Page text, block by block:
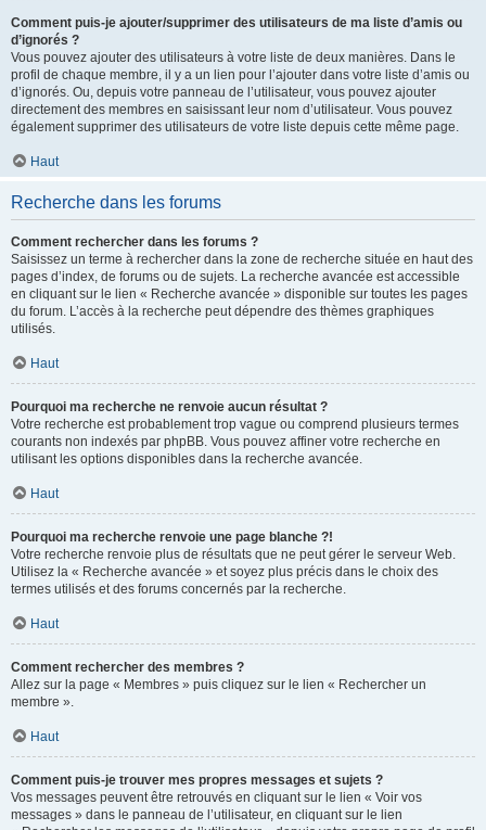
Comment puis-je ajouter/supprimer des utilisateurs de ma liste d’amis ou
d’ignorés ?
Vous pouvez ajouter des utilisateurs à votre liste de deux manières. Dans le
profil de chaque membre, il y a un lien pour l’ajouter dans votre liste d’amis ou
d’ignorés. Ou, depuis votre panneau de l’utilisateur, vous pouvez ajouter
directement des membres en saisissant leur nom d’utilisateur. Vous pouvez
également supprimer des utilisateurs de votre liste depuis cette même page.
Haut
Recherche dans les forums
Comment rechercher dans les forums ?
Saisissez un terme à rechercher dans la zone de recherche située en haut des
pages d’index, de forums ou de sujets. La recherche avancée est accessible
en cliquant sur le lien « Recherche avancée » disponible sur toutes les pages
du forum. L’accès à la recherche peut dépendre des thèmes graphiques
utilisés.
Haut
Pourquoi ma recherche ne renvoie aucun résultat ?
Votre recherche est probablement trop vague ou comprend plusieurs termes
courants non indexés par phpBB. Vous pouvez affiner votre recherche en
utilisant les options disponibles dans la recherche avancée.
Haut
Pourquoi ma recherche renvoie une page blanche ?!
Votre recherche renvoie plus de résultats que ne peut gérer le serveur Web.
Utilisez la « Recherche avancée » et soyez plus précis dans le choix des
termes utilisés et des forums concernés par la recherche.
Haut
Comment rechercher des membres ?
Allez sur la page « Membres » puis cliquez sur le lien « Rechercher un
membre ».
Haut
Comment puis-je trouver mes propres messages et sujets ?
Vos messages peuvent être retrouvés en cliquant sur le lien « Voir vos
messages » dans le panneau de l’utilisateur, en cliquant sur le lien